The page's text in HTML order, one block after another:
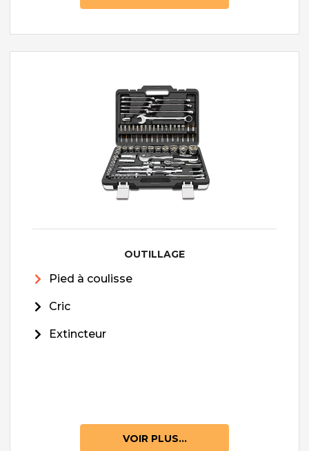
OUTILLAGE
Pied à coulisse
Cric
Extincteur
VOIR PLUS...